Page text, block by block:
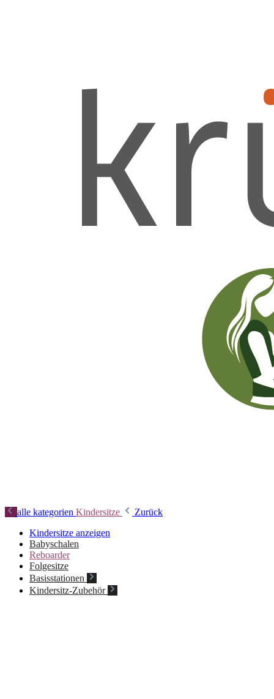
alle kategorien Kindersitze
Zurück
Kindersitze anzeigen
Babyschalen
Reboarder
Folgesitze
Basisstationen
Kindersitz-Zubehör